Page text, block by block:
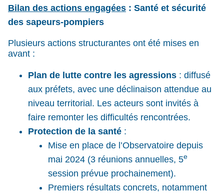
Bilan des actions engagées : Santé et sécurité
des sapeurs-pompiers
Plusieurs actions structurantes ont été mises en
avant :
Plan de lutte contre les agressions : diffusé
aux préfets, avec une déclinaison attendue au
niveau territorial. Les acteurs sont invités à
faire remonter les difficultés rencontrées.
Protection de la santé :
Mise en place de l’Observatoire depuis
mai 2024 (3 réunions annuelles, 5e
session prévue prochainement).
Premiers résultats concrets, notamment